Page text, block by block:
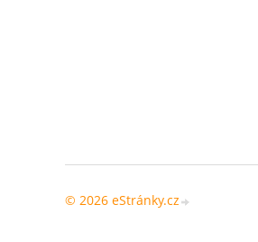
© 2026 eStránky.cz